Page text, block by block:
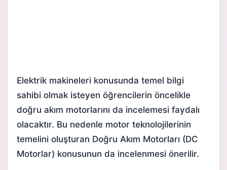
Elektrik makineleri konusunda temel bilgi
sahibi olmak isteyen öğrencilerin öncelikle
doğru akım motorlarını da incelemesi faydalı
olacaktır. Bu nedenle motor teknolojilerinin
temelini oluşturan Doğru Akım Motorları (DC
Motorlar) konusunun da incelenmesi önerilir.